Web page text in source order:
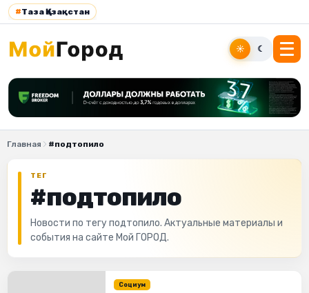
#Таза Қазақстан
☀ ☾
Главная #подтопило
ТЕГ
#подтопило
Новости по тегу подтопило. Актуальные материалы и
события на сайте Мой ГОРОД.
Социум